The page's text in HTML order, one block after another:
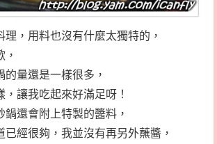
理，用料也沒有什麼太獨特的，
量還是一樣很多，
讓我吃起來好滿足呀！
還會附上特製的醬料，
已經很夠，我並沒有再另外蘸醬，